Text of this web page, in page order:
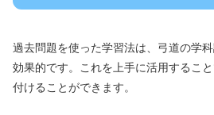
過去問題を使った学習法は、弓道の学
効果的です。これを上手に活用するこ
付けることができます。